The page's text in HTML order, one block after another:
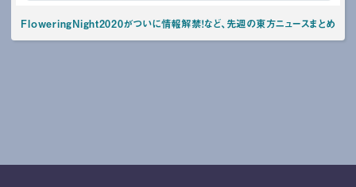
FloweringNight2020がついに情報解禁！など、先週の東方ニュースまとめ